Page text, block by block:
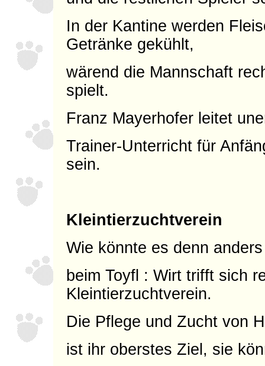
In der Kantine werden
Getränke gekühlt,
wärend die Mannschaft
spielt.
Franz Mayerhofer leitet
Trainer-Unterricht für
sein.
Kleintierzuchtverein
Wie könnte es denn
beim Toyfl : Wirt trifft sich
Kleintierzuchtverein.
Die Pflege und Zucht von
ist ihr oberstes Ziel, sie